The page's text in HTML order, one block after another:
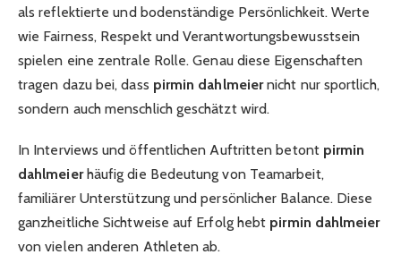
als reflektierte und bodenständige Persönlichkeit. Werte
wie Fairness, Respekt und Verantwortungsbewusstsein
spielen eine zentrale Rolle. Genau diese Eigenschaften
tragen dazu bei, dass pirmin dahlmeiernicht nur sportlich,
sondern auch menschlich geschätzt wird.
In Interviews und öffentlichen Auftritten betont pirmin
dahlmeierhäufig die Bedeutung von Teamarbeit,
familiärer Unterstützung und persönlicher Balance. Diese
ganzheitliche Sichtweise auf Erfolg hebt pirmin dahlmeier
von vielen anderen Athleten ab.